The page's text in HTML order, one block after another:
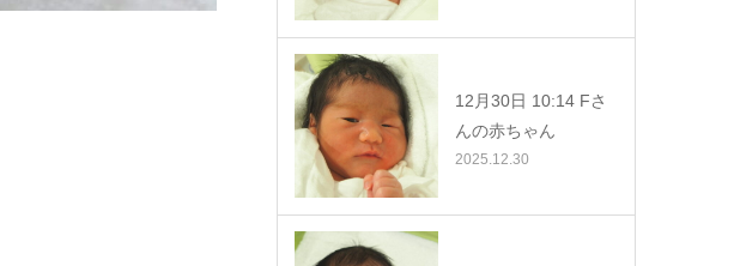
12月30日 10:14 Fさ
んの赤ちゃん
2025.12.30